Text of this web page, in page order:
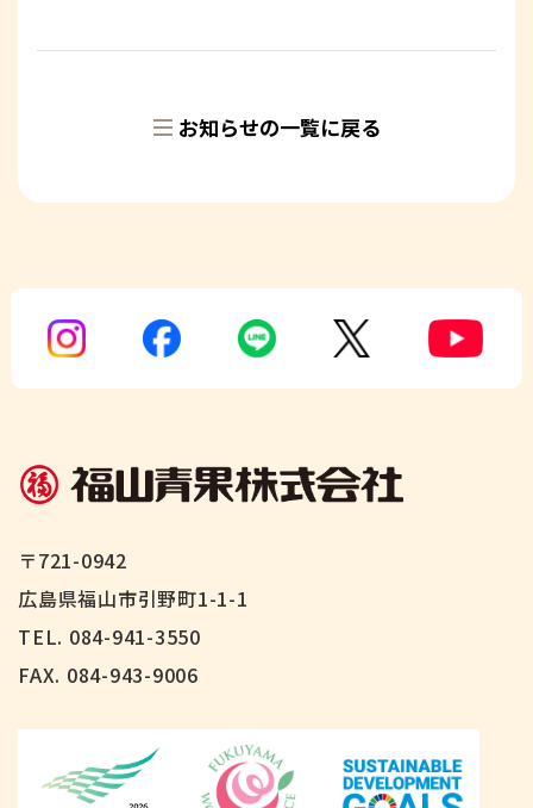
お知らせの一覧に戻る
〒721-0942
広島県福山市引野町1-1-1
TEL. 084-941-3550
FAX. 084-943-9006